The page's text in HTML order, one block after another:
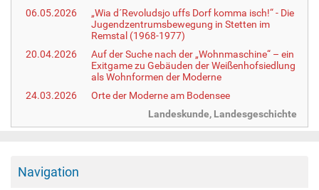
06.05.2026
„Wia d´Revoludsjo uffs Dorf komma isch!“ - Die
Jugendzentrumsbewegung in Stetten im
Remstal (1968-1977)
20.04.2026
Auf der Suche nach der „Wohnmaschine“ – ein
Exitgame zu Gebäuden der Weißenhofsiedlung
als Wohnformen der Moderne
24.03.2026
Orte der Moderne am Bodensee
Landeskunde, Landesgeschichte
Navigation